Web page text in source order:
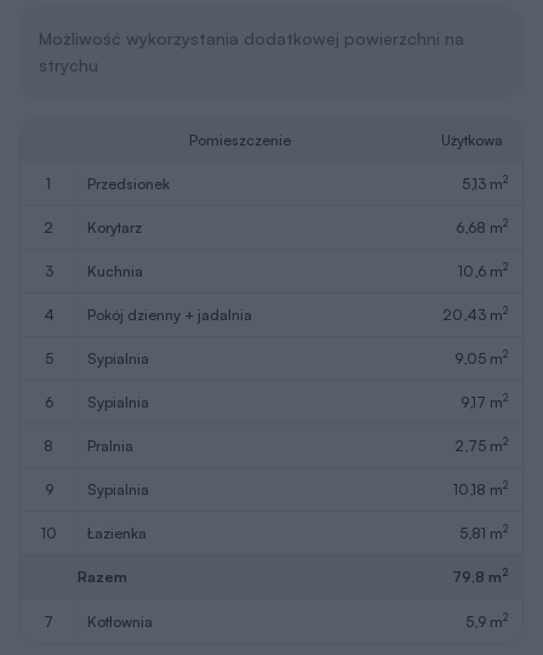
Możliwość wykorzystania dodatkowej powierzchni na
strychu
Pomieszczenie Użytkowa
1 przedsionek 5,13 m2
2 korytarz 6,68 m2
3 kuchnia 10,6 m2
4 pokój dzienny + jadalnia 20,43 m2
5 sypialnia 9,05 m2
6 sypialnia 9,17 m2
8 pralnia 2,75 m2
9 sypialnia 10,18 m2
10 łazienka 5,81 m2
Razem 79,8 m2
7 kotłownia 5,9 m2